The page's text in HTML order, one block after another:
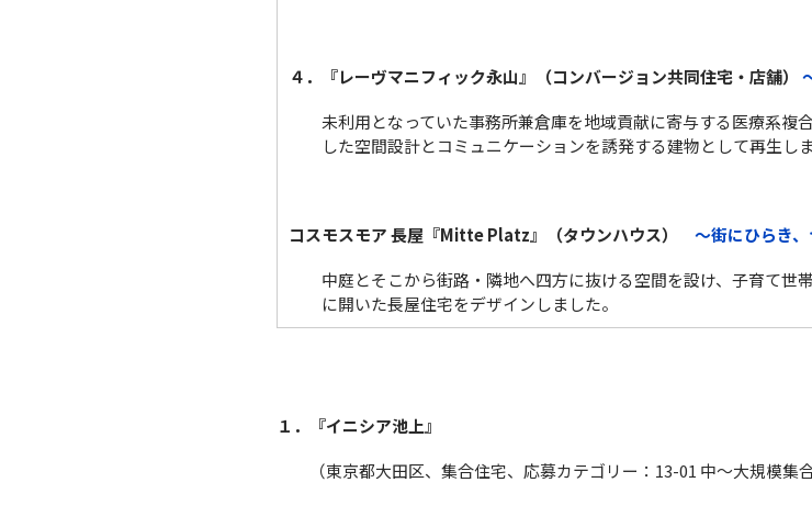
４．『レーヴマニフィック永山』（コンバージョン共同住宅・店舗）
未利用となっていた事務所兼倉庫を地域貢献に寄与する医療系複
した空間設計とコミュニケーションを誘発する建物として再生しま
コスモスモア 長屋『Mitte Platz』（タウンハウス） ～街にひらき
中庭とそこから街路・隣地へ四方に抜ける空間を設け、子育て世
に開いた長屋住宅をデザインしました。
１．『イニシア池上』
（東京都大田区、集合住宅、応募カテゴリー：13-01 中～大規模集合